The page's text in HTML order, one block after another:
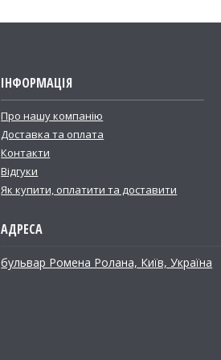
ІНФОРМАЦІЯ
Про нашу компанію
Доставка та оплата
Контакти
Відгуки
Як купити, оплатити та доставити
бульвар Ромена Ролана, Київ, Україна